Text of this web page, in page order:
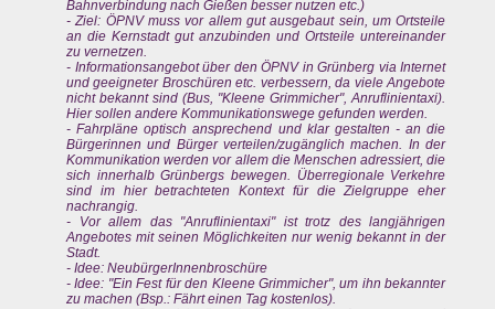
Bahnverbindung nach Gießen besser nutzen etc.)
- Ziel: ÖPNV muss vor allem gut ausgebaut sein, um Ortsteile
an die Kernstadt gut anzubinden und Ortsteile untereinander
zu vernetzen.
- Informationsangebot über den ÖPNV in Grünberg via Internet
und geeigneter Broschüren etc. verbessern, da viele Angebote
nicht bekannt sind (Bus, "Kleene Grimmicher", Anruflinientaxi).
Hier sollen andere Kommunikationswege gefunden werden.
- Fahrpläne optisch ansprechend und klar gestalten - an die
Bürgerinnen und Bürger verteilen/zugänglich machen. In der
Kommunikation werden vor allem die Menschen adressiert, die
sich innerhalb Grünbergs bewegen. Überregionale Verkehre
sind im hier betrachteten Kontext für die Zielgruppe eher
nachrangig.
- Vor allem das "Anruflinientaxi" ist trotz des langjährigen
Angebotes mit seinen Möglichkeiten nur wenig bekannt in der
Stadt.
- Idee: NeubürgerInnenbroschüre
- Idee: "Ein Fest für den Kleene Grimmicher", um ihn bekannter
zu machen (Bsp.: Fährt einen Tag kostenlos).